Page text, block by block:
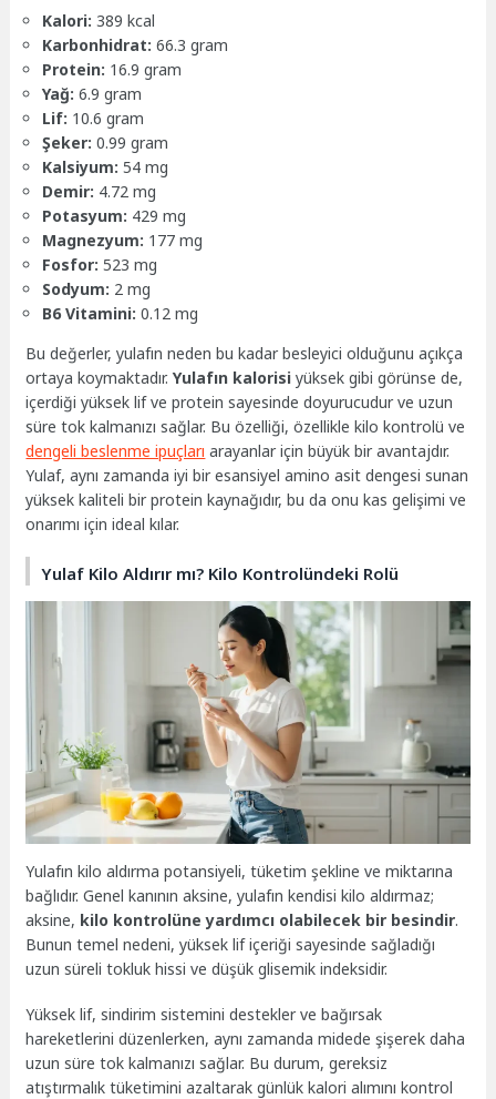
Kalori: 389 kcal
Karbonhidrat: 66.3 gram
Protein: 16.9 gram
Yağ: 6.9 gram
Lif: 10.6 gram
Şeker: 0.99 gram
Kalsiyum: 54 mg
Demir: 4.72 mg
Potasyum: 429 mg
Magnezyum: 177 mg
Fosfor: 523 mg
Sodyum: 2 mg
B6 Vitamini: 0.12 mg
Bu değerler, yulafın neden bu kadar besleyici olduğunu açıkça
ortaya koymaktadır.Yulafın kalorisi yüksek gibi görünse de,
içerdiği yüksek lif ve protein sayesinde doyurucudur ve uzun
süre tok kalmanızı sağlar. Bu özelliği, özellikle kilo kontrolü ve
dengeli beslenme ipuçları arayanlar için büyük bir avantajdır.
Yulaf, aynı zamanda iyi bir esansiyel amino asit dengesi sunan
yüksek kaliteli bir protein kaynağıdır, bu da onu kas gelişimi ve
onarımı için ideal kılar.
Yulaf Kilo Aldırır mı? Kilo Kontrolündeki Rolü
Yulafın kilo aldırma potansiyeli, tüketim şekline ve miktarına
bağlıdır. Genel kanının aksine, yulafın kendisi kilo aldırmaz;
aksine, kilo kontrolüne yardımcı olabilecek bir besindir.
Bunun temel nedeni, yüksek lif içeriği sayesinde sağladığı
uzun süreli tokluk hissi ve düşük glisemik indeksidir.
Yüksek lif, sindirim sistemini destekler ve bağırsak
hareketlerini düzenlerken, aynı zamanda midede şişerek daha
uzun süre tok kalmanızı sağlar. Bu durum, gereksiz
atıştırmalık tüketimini azaltarak günlük kalori alımını kontrol